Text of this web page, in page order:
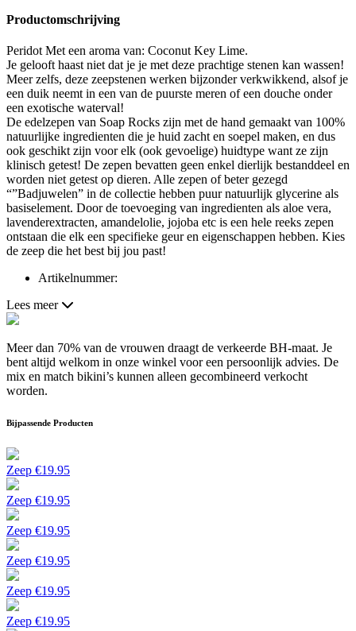
Productomschrijving
Peridot Met een aroma van: Coconut Key Lime.
Je gelooft haast niet dat je je met deze prachtige stenen kan wassen!
Meer zelfs, deze zeepstenen werken bijzonder verkwikkend, alsof je
een duik neemt in een van de puurste meren of een douche onder
een exotische waterval!
De edelzepen van Soap Rocks zijn met de hand gemaakt van 100%
natuurlijke ingredienten die je huid zacht en soepel maken, en dus
ook geschikt zijn voor elk (ook gevoelige) huidtype want ze zijn
klinisch getest! De zepen bevatten geen enkel dierlijk bestanddeel en
worden niet getest op dieren. Alle zepen of beter gezegd
“”Badjuwelen” in de collectie hebben puur natuurlijk glycerine als
basiselement. Door de toevoeging van ingredienten als aloe vera,
lavenderextracten, amandelolie, jojoba etc is een hele reeks zepen
ontstaan die elk een specifieke geur en eigenschappen hebben. Kies
de zeep die het best bij jou past!
Artikelnummer:
Lees meer
Meer dan 70% van de vrouwen draagt de verkeerde BH-maat. Je
bent altijd welkom in onze winkel voor een persoonlijk advies. De
mix en match bikini’s kunnen alleen gecombineerd verkocht
worden.
Bijpassende Producten
Zeep €19.95
Zeep €19.95
Zeep €19.95
Zeep €19.95
Zeep €19.95
Zeep €19.95